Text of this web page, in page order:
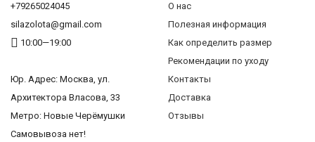
+79265024045
silazolota@gmail.com
10:00—19:00
Юр. Адреc: Москва, ул.
Архитектора Власова, 33
Метро: Новые Черёмушки
Самовывоза нет!
О нас
Полезная информация
Как определить размер
Рекомендации по уходу
Контакты
Доставка
Отзывы